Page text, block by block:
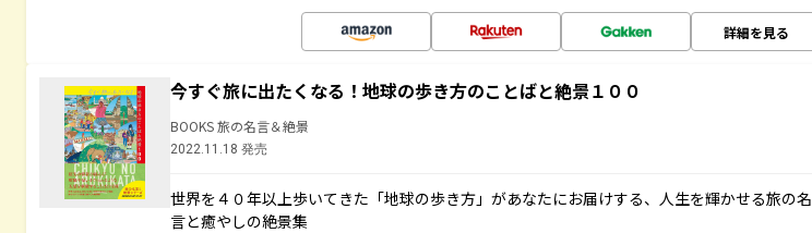
詳細を見る
今すぐ旅に出たくなる！地球の歩き方のことばと絶景１００
BOOKS 旅の名言＆絶景
2022.11.18 発売
世界を４０年以上歩いてきた「地球の歩き方」があなたにお届けする、人生を輝かせる旅の名
言と癒やしの絶景集